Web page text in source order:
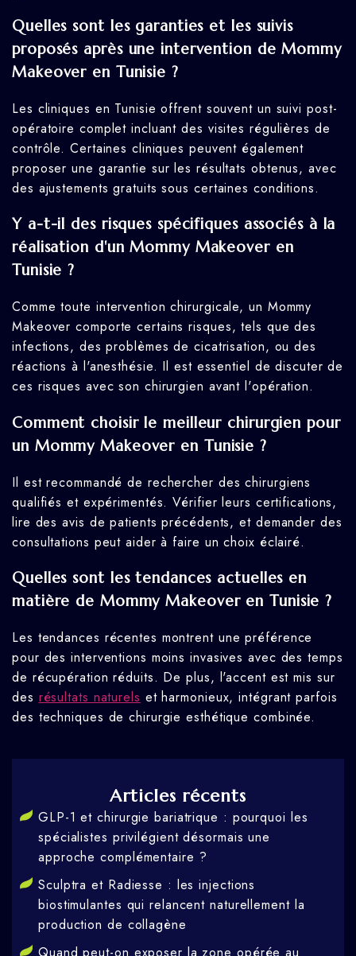
Quelles sont les garanties et les suivis
proposés après une intervention de Mommy
Makeover en Tunisie ?
Les cliniques en Tunisie offrent souvent un suivi post-
opératoire complet incluant des visites régulières de
contrôle. Certaines cliniques peuvent également
proposer une garantie sur les résultats obtenus, avec
des ajustements gratuits sous certaines conditions.
Y a-t-il des risques spécifiques associés à la
réalisation d'un Mommy Makeover en
Tunisie ?
Comme toute intervention chirurgicale, un Mommy
Makeover comporte certains risques, tels que des
infections, des problèmes de cicatrisation, ou des
réactions à l'anesthésie. Il est essentiel de discuter de
ces risques avec son chirurgien avant l'opération.
Comment choisir le meilleur chirurgien pour
un Mommy Makeover en Tunisie ?
Il est recommandé de rechercher des chirurgiens
qualifiés et expérimentés. Vérifier leurs certifications,
lire des avis de patients précédents, et demander des
consultations peut aider à faire un choix éclairé.
Quelles sont les tendances actuelles en
matière de Mommy Makeover en Tunisie ?
Les tendances récentes montrent une préférence
pour des interventions moins invasives avec des temps
de récupération réduits. De plus, l'accent est mis sur
des résultats naturels et harmonieux, intégrant parfois
des techniques de chirurgie esthétique combinée.
Articles récents
GLP-1 et chirurgie bariatrique : pourquoi les
spécialistes privilégient désormais une
approche complémentaire ?
Sculptra et Radiesse : les injections
biostimulantes qui relancent naturellement la
production de collagène